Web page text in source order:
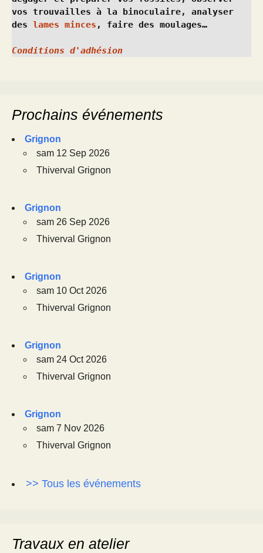
vos trouvailles à la binoculaire, analyser
des lames minces , faire des moulages…
Conditions d'adhésion
Prochains événements
Grignon
sam 12 Sep 2026
Thiverval Grignon
Grignon
sam 26 Sep 2026
Thiverval Grignon
Grignon
sam 10 Oct 2026
Thiverval Grignon
Grignon
sam 24 Oct 2026
Thiverval Grignon
Grignon
sam 7 Nov 2026
Thiverval Grignon
>> Tous les événements
Travaux en atelier